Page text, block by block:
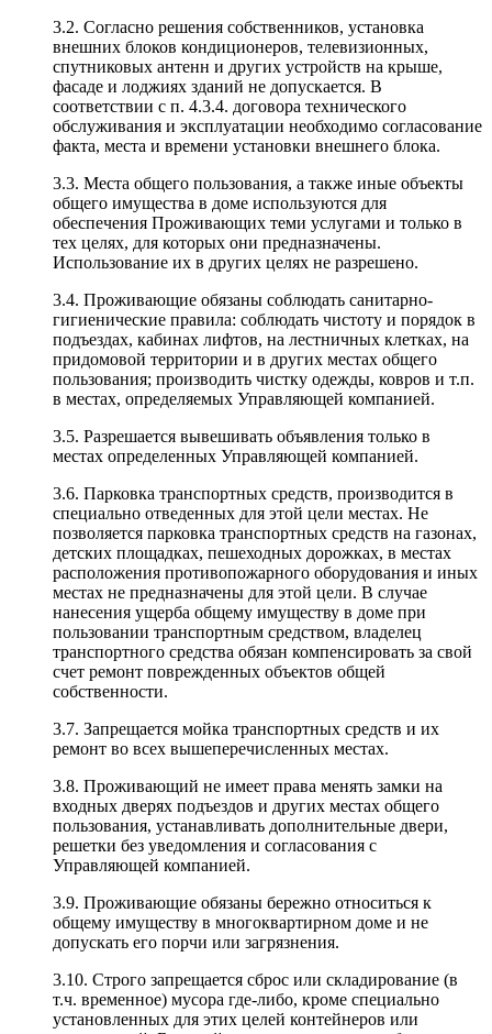
3.2. Согласно решения собственников, установка
внешних блоков кондиционеров, телевизионных,
спутниковых антенн и других устройств на крыше,
фасаде и лоджиях зданий не допускается. В
соответствии с п. 4.3.4. договора технического
обслуживания и эксплуатации необходимо согласование
факта, места и времени установки внешнего блока.
3.3. Места общего пользования, а также иные объекты
общего имущества в доме используются для
обеспечения Проживающих теми услугами и только в
тех целях, для которых они предназначены.
Использование их в других целях не разрешено.
3.4. Проживающие обязаны соблюдать санитарно-
гигиенические правила: соблюдать чистоту и порядок в
подъездах, кабинах лифтов, на лестничных клетках, на
придомовой территории и в других местах общего
пользования; производить чистку одежды, ковров и т.п.
в местах, определяемых Управляющей компанией.
3.5. Разрешается вывешивать объявления только в
местах определенных Управляющей компанией.
3.6. Парковка транспортных средств, производится в
специально отведенных для этой цели местах. Не
позволяется парковка транспортных средств на газонах,
детских площадках, пешеходных дорожках, в местах
расположения противопожарного оборудования и иных
местах не предназначены для этой цели. В случае
нанесения ущерба общему имуществу в доме при
пользовании транспортным средством, владелец
транспортного средства обязан компенсировать за свой
счет ремонт поврежденных объектов общей
собственности.
3.7. Запрещается мойка транспортных средств и их
ремонт во всех вышеперечисленных местах.
3.8. Проживающий не имеет права менять замки на
входных дверях подъездов и других местах общего
пользования, устанавливать дополнительные двери,
решетки без уведомления и согласования с
Управляющей компанией.
3.9. Проживающие обязаны бережно относиться к
общему имуществу в многоквартирном доме и не
допускать его порчи или загрязнения.
3.10. Строго запрещается сброс или складирование (в
т.ч. временное) мусора где-либо, кроме специально
установленных для этих целей контейнеров или